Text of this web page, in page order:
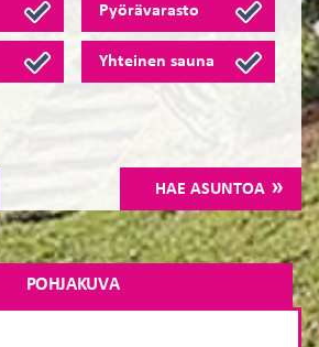
Pyörävarasto
Yhteinen sauna
HAE ASUNTOA
POHJAKUVA